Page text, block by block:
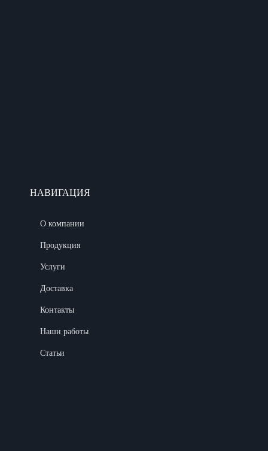
НАВИГАЦИЯ
О компании
Продукция
Услуги
Доставка
Контакты
Наши работы
Статьи